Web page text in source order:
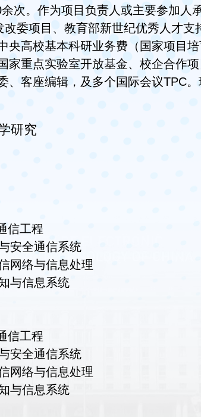
次。作为项目负责人或主要参加人
改委项目、教育部新世纪优秀人才
央高校基本科研业务费（国家项目
家重点实验室开放基金、校企合作
、客座编辑，及多个国际会议TPC。
研究
信工程
安全通信系统
网络与信息处理
与信息系统
信工程
安全通信系统
网络与信息处理
与信息系统